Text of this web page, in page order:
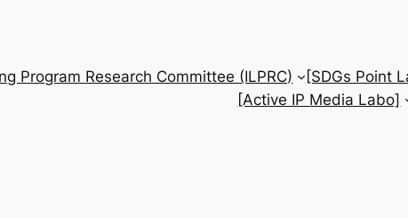
Program Research Committee (ILPRC)
[SDGs Point
[Active IP Media Labo]